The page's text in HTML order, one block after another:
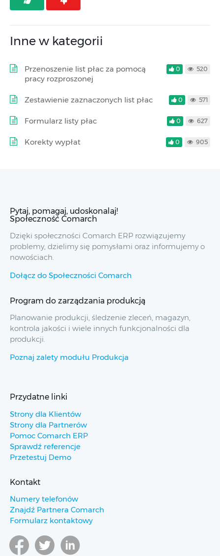
Inne w kategorii
Przenoszenie list płac za pomocą
pracy rozproszonej
0 520
Zestawienie zaznaczonych list płac 0 571
Formularz listy płac 0 627
Korekty wypłat 0 905
Pytaj, pomagaj, udoskonalaj!
Społeczność Comarch
Dzięki społeczności Comarch ERP rozwiązujemy
problemy, dzielimy się pomysłami oraz informujemy o
nowościach.
Dołącz do Społeczności Comarch
Program do zarządzania produkcją
Planowanie produkcji, śledzenie zleceń, magazyn,
kontrola jakości i wiele innych funkcjonalności dla
produkcji.
Poznaj zalety modułu Produkcja
Przydatne linki
Strony dla Klientów
Strony dla Partnerów
Pomoc Comarch ERP
Sprawdź referencje
Przetestuj Demo
Kontakt
Numery telefonów
Znajdź Partnera Comarch
Formularz kontaktowy